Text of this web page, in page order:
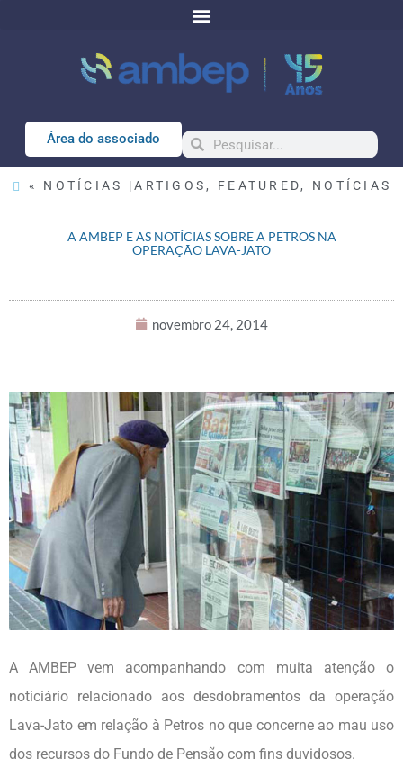
Área do associado
« NOTÍCIAS |ARTIGOS , FEATURED, NOTÍCIAS
A AMBEP E AS NOTÍCIAS SOBRE A PETROS NA
OPERAÇÃO LAVA-JATO
novembro 24, 2014
A AMBEP vem acompanhando com muita atenção o
noticiário relacionado aos desdobramentos da operação
Lava-Jato em relação à Petros no que concerne ao mau uso
dos recursos do Fundo de Pensão com fins duvidosos.